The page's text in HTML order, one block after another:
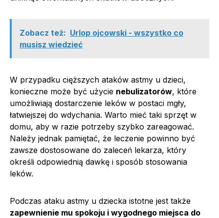
Zobacz też: Urlop ojcowski - wszystko co
musisz wiedzieć
W przypadku cięższych ataków astmy u dzieci,
konieczne może być użycie nebulizatorów, które
umożliwiają dostarczenie leków w postaci mgły,
łatwiejszej do wdychania. Warto mieć taki sprzęt w
domu, aby w razie potrzeby szybko zareagować.
Należy jednak pamiętać, że leczenie powinno być
zawsze dostosowane do zaleceń lekarza, który
określi odpowiednią dawkę i sposób stosowania
leków.
Podczas ataku astmy u dziecka istotne jest także
zapewnienie mu spokoju i wygodnego miejsca do